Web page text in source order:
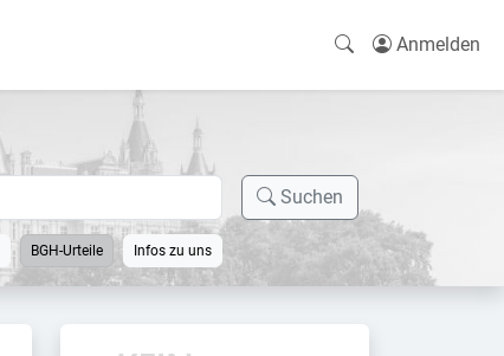
Anmelden
BGH-Urteile Infos zu uns
Suchen